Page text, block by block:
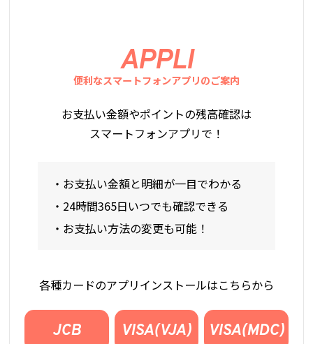
APPLI
便利なスマートフォンアプリのご案内
お支払い金額やポイントの残高確認は
スマートフォンアプリで！
・お支払い金額と明細が一目でわかる
・24時間365日いつでも確認できる
・お支払い方法の変更も可能！
各種カードのアプリインストールはこちらから
JCB VISA(VJA) VISA(MDC)